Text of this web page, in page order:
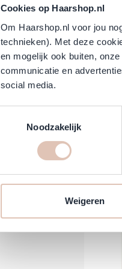
Cookies op Haarshop.nl
Om Haarshop.nl voor jou
technieken). Met deze
en mogelijk ook buiten,
communicatie en
social media.
Noodzakelijk
Weigeren
€ 39,49